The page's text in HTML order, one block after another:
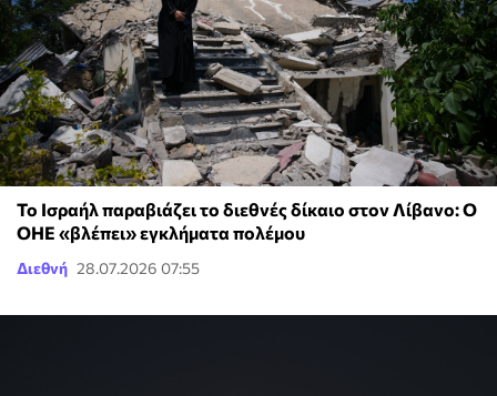
Το Ισραήλ παραβιάζει το διεθνές δίκαιο στον Λίβανο: Ο
ΟΗΕ «βλέπει» εγκλήματα πολέμου
Διεθνή 28.07.2026 07:55